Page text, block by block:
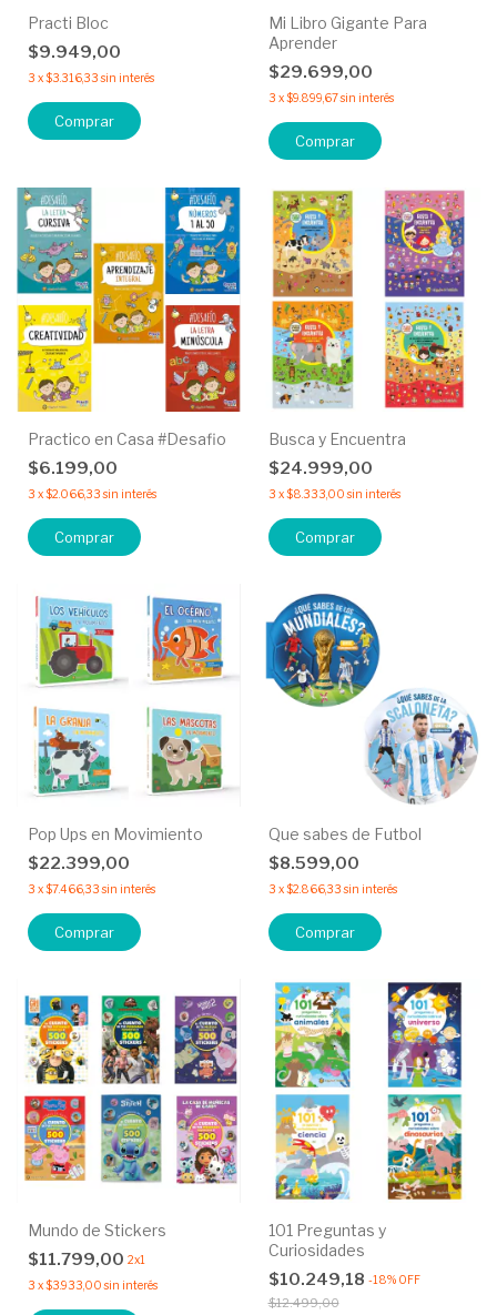
Practi Bloc
$9.949,00
3 x$3.316,33 sin interés
Comprar
Mi Libro Gigante Para
Aprender
$29.699,00
3 x$9.899,67sin interés
Comprar
Practico en Casa #Desafio
$6.199,00
3 x$2.066,33 sin interés
Comprar
Busca y Encuentra
$24.999,00
3 x$8.333,00 sin interés
Comprar
Pop Ups en Movimiento
$22.399,00
3 x$7.466,33 sin interés
Comprar
Que sabes de Futbol
$8.599,00
3 x$2.866,33 sin interés
Comprar
Mundo de Stickers
$11.799,00 2x1
3 x$3.933,00 sin interés
101 Preguntas y
Curiosidades
$10.249,18 -18% OFF
$12.499,00